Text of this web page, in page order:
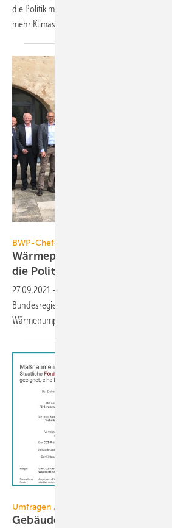
die Politik mit einer Plakatkampagne an ihre
mehr Klimaschutz.
BWP-Chefgespräch 2021
Wärmepumpen-Branche stellt
die Politik
27.09.2021 -
Bundesregierung klare Signale, um den
Wärmepumpen bis 2030 erreichen zu
Umfragen / Bundestagswahl 2021
Gebäudesanierung soll nach